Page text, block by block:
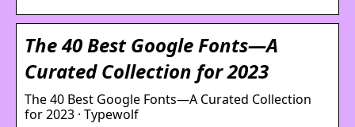
The 40 Best Google Fonts—A
Curated Collection for 2023
The 40 Best Google Fonts—A Curated Collection
for 2023 · Typewolf